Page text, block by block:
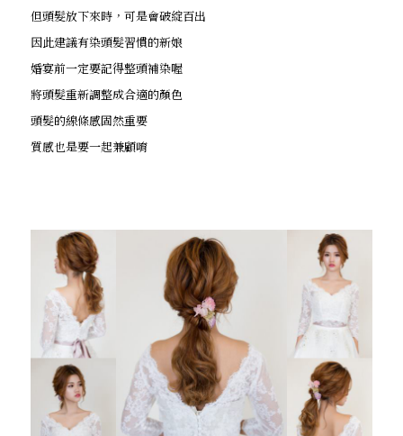
但頭髮放下來時，可是會破綻百出
因此建議有染頭髮習慣的新娘
婚宴前一定要記得整頭補染喔
將頭髮重新調整成合適的顏色
頭髮的線條感固然重要
質感也是要一起兼顧唷